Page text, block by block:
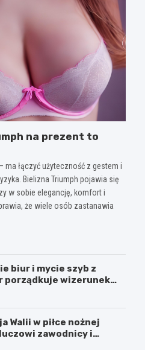
na prezent to
ma łączyć użyteczność z gestem i
Bielizna Triumph pojawia się
w sobie elegancję, komfort i
że wiele osób zastanawia
biur i mycie szyb z
porządkuje wizerunek
Walii w piłce nożnej
zawodnicy i